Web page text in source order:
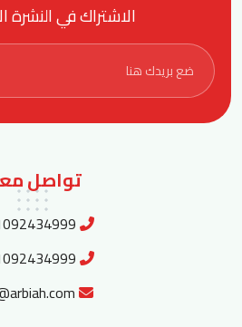
الاشتراك في النشرة
تواصل